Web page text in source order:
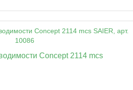
Concept 2114 mcs